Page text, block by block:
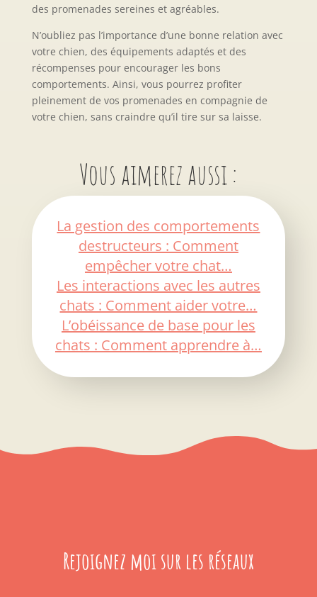
des promenades sereines et agréables.
N’oubliez pas l’importance d’une bonne relation avec
votre chien, des équipements adaptés et des
récompenses pour encourager les bons
comportements. Ainsi, vous pourrez profiter
pleinement de vos promenades en compagnie de
votre chien, sans craindre qu’il tire sur sa laisse.
Vous aimerez aussi :
La gestion des comportements
destructeurs : Comment
empêcher votre chat…
Les interactions avec les autres
chats : Comment aider votre…
L’obéissance de base pour les
chats : Comment apprendre à…
Rejoignez moi sur les réseaux